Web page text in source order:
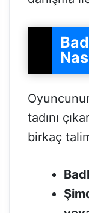
tadını
birkaç